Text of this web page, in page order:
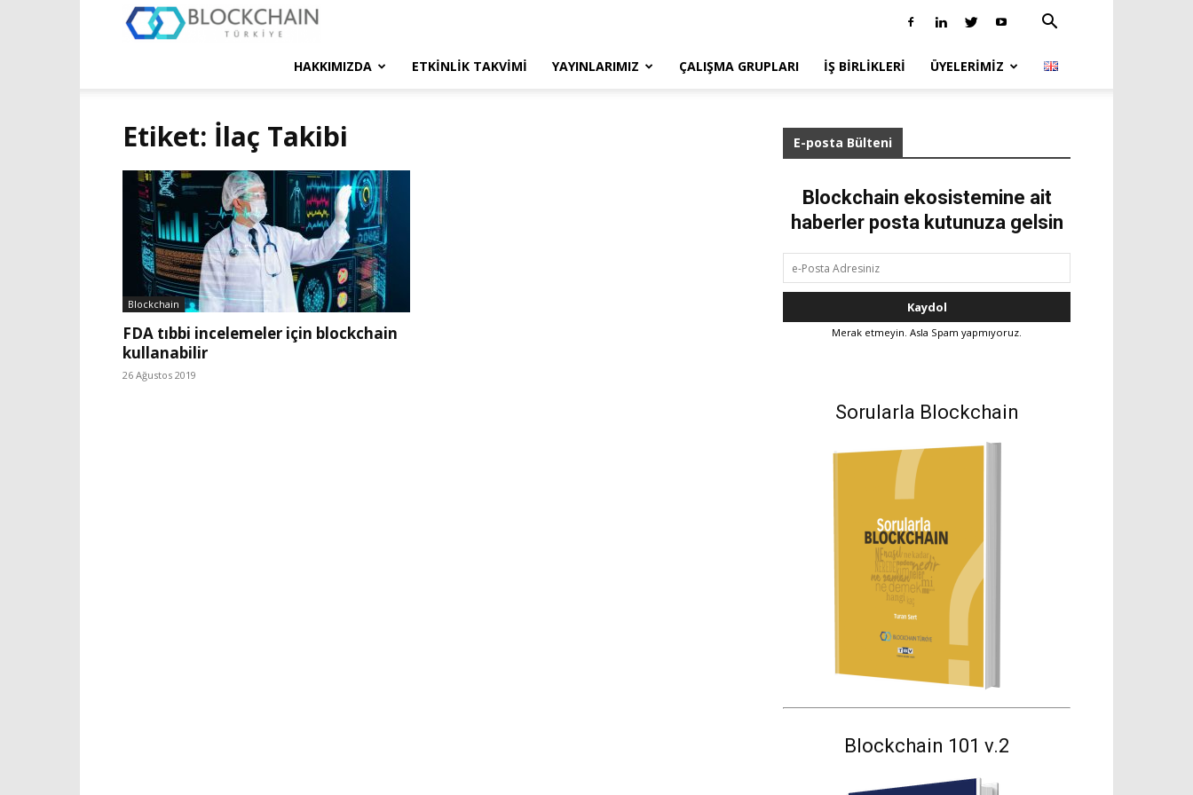
Türkiye
HAKKIMIZDA ETKINLIK TAKVIMI YAYINLARIMIZ ÇALIŞMA GRUPLARI İŞ BIRLIKLERI ÜYELERIMIZ
Etiket: İlaç Takibi
Blockchain
FDA tıbbi incelemeler için blockchain
kullanabilir
26 Ağustos 2019
E-posta Bülteni
Blockchain ekosistemine ait
haberler posta kutunuza gelsin
Merak etmeyin. Asla Spam yapmıyoruz.
Sorularla Blockchain
Blockchain 101 v.2